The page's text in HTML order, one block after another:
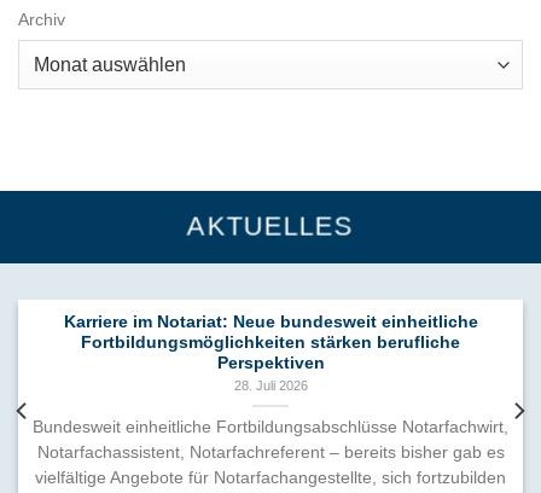
Archiv
AKTUELLES
Karriere im Notariat: Neue bundesweit einheitliche
Fortbildungsmöglichkeiten stärken berufliche
Perspektiven
28. Juli 2026
Bundesweit einheitliche Fortbildungsabschlüsse Notarfachwirt,
Notarfachassistent, Notarfachreferent – bereits bisher gab es
vielfältige Angebote für Notarfachangestellte, sich fortzubilden